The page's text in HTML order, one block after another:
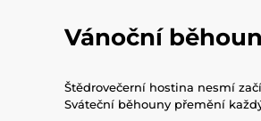
Vánoční
Štědrovečerní hostina nesmí
Sváteční běhouny přemění